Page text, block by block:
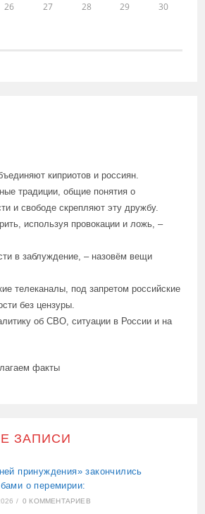
26 27 28 29 30
киприотов и россиян.
традиции, общие понятия о
и свободе скрепляют эту дружбу.
используя провокации и ложь, –
в заблуждение, – назовём вещи
телеканалы, под запретом российские
без цензуры.
об СВО, ситуации в России и на
факты
ЗАПИСИ
принуждения» закончились
о перемирии:
/ 0 КОММЕНТАРИЕВ